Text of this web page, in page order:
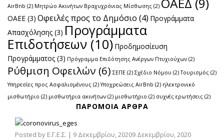
AirBnb (2) Μητρώο Ακινήτων Βραχυχρόνιας Μίσθωσης (2) ΟΑΕΔ (9)
ΟΑΕΕ (3) Οφειλές προς το Δημόσιο (4) Προγράμματα
Απασχόλησης (3) Προγράμματα
Επιδοτήσεων (10) Προδημοσίευση
Προγράμματος (3) Πρόγραμμα Επιδότησης Ανέργων Πτυχιούχων (2)
Ρύθμιση Οφειλών (6) ΣΕΠΕ (2) Σχέδιο Νόμου (2) Τουρισμός (2)
Υπηρεσίες προς Ασφαλισμένους (2) Υποχρεώσεις AirBnb (2) ηλεκτρονικό
μισθωτήριο (2) μισθωτήρια ακινήτων (2) μισθωτήριο (2) συχνές ερωτήσεις (2)
ΠΑΡΌΜΟΙΑ ΆΡΘΡΑ
Posted by Ε.Γ.Ε.Σ. | 9 Δεκεμβρίου, 20209 Δεκεμβρίου, 2020